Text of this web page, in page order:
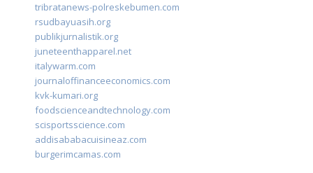
tribratanews-polreskebumen.com
rsudbayuasih.org
publikjurnalistik.org
juneteenthapparel.net
italywarm.com
journaloffinanceeconomics.com
kvk-kumari.org
foodscienceandtechnology.com
scisportsscience.com
addisababacuisineaz.com
burgerimcamas.com